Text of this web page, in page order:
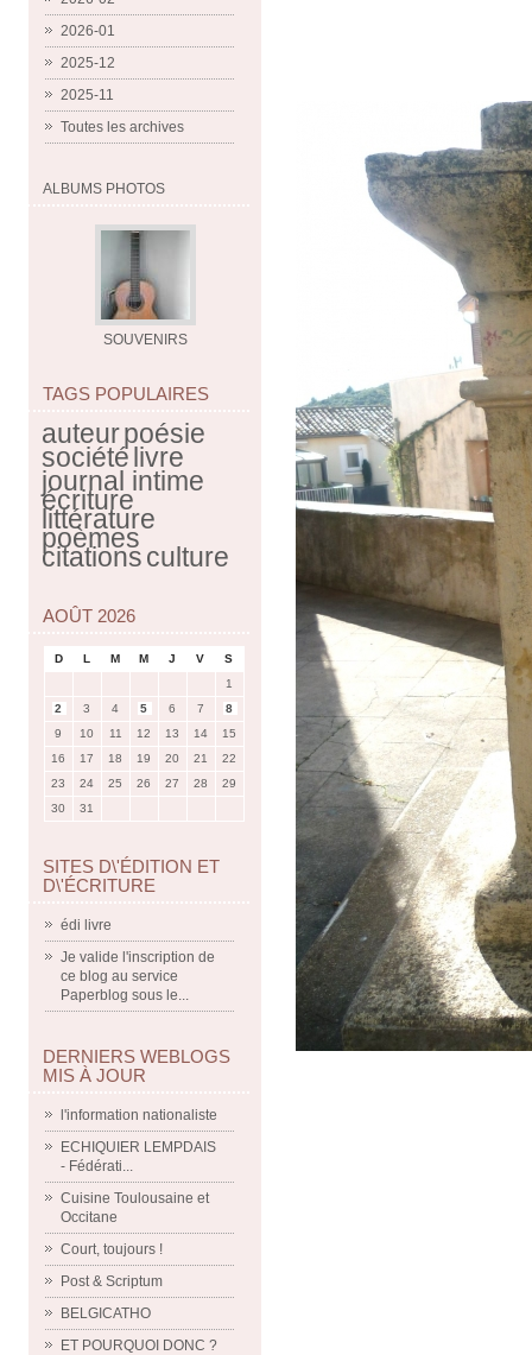
2026-01
2025-12
2025-11
Toutes les archives
ALBUMS PHOTOS
SOUVENIRS
TAGS POPULAIRES
auteurpoésie
sociétélivre
journal intime
écriture
littérature
poèmes
citationsculture
AOÛT 2026
D L M M J V
S
1
2
3 4 5 6 7
8
9
10 11 12 13 14
15
16
17 18 19 20 21
22
23
24 25 26 27 28
29
30
31
SITES D\'ÉDITION ET
D\'ÉCRITURE
édi livre
Je valide l'inscription de
ce blog au service
Paperblog sous le...
DERNIERS WEBLOGS
MIS À JOUR
l'information nationaliste
ECHIQUIER LEMPDAIS
- Fédérati...
Cuisine Toulousaine et
Occitane
Court, toujours !
Post & Scriptum
BELGICATHO
ET POURQUOI DONC ?